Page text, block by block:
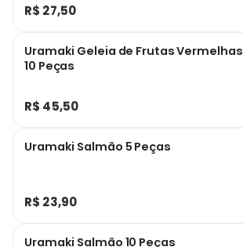
R$ 27,50
Uramaki Geleia de Frutas Vermelhas
10 Peças
R$ 45,50
Uramaki Salmão 5 Peças
R$ 23,90
Uramaki Salmão 10 Peças